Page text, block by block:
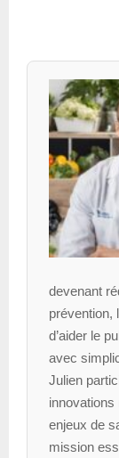
devenant
prévention,
d’aider le
avec
Julien
enjeux de
mission